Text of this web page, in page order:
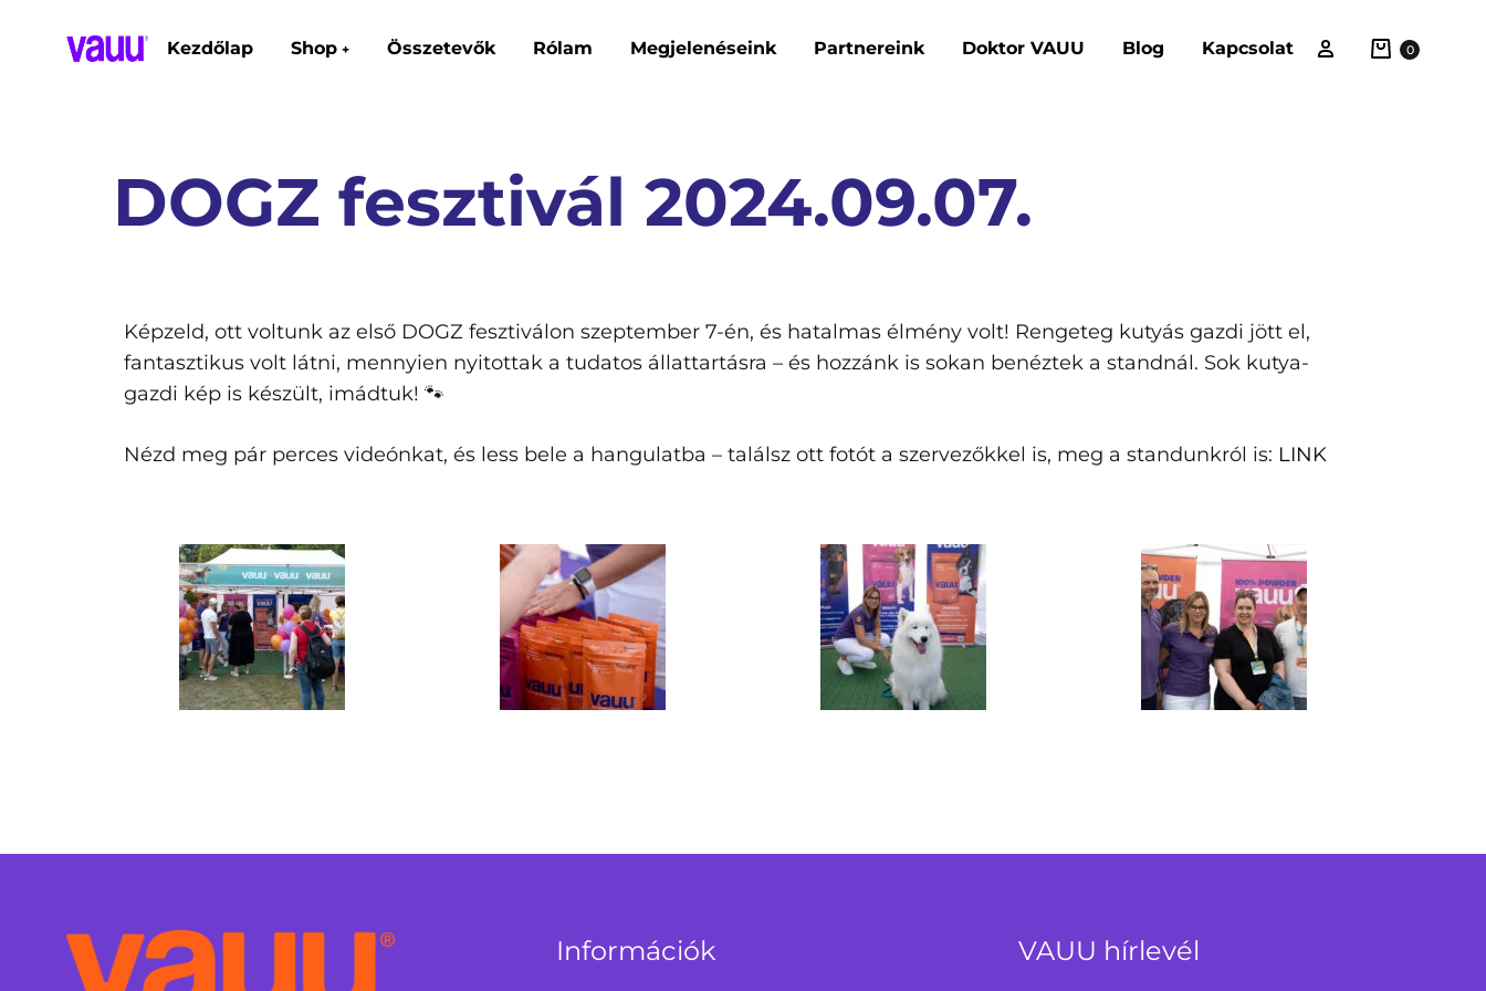
Kezdőlap Shop + Összetevők Rólam Megjelenéseink Partnereink Doktor VAUU Blog Kapcsolat 0
DOGZ fesztivál 2024.09.07.
Képzeld, ott voltunk az első DOGZ fesztiválon szeptember 7-én, és hatalmas élmény volt! Rengeteg kutyás gazdi jött el,
fantasztikus volt látni, mennyien nyitottak a tudatos állattartásra – és hozzánk is sokan benéztek a standnál. Sok kutya-
gazdi kép is készült, imádtuk! 🐾
Nézd meg pár perces videónkat, és less bele a hangulatba – találsz ott fotót a szervezőkkel is, meg a standunkról is: LINK
Információk VAUU hírlevél